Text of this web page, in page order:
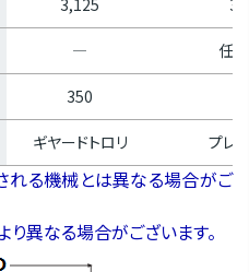
3,125
― 任
350
ギヤードトロリ プレ
れる機械とは異なる場合がご
り異なる場合がございます。